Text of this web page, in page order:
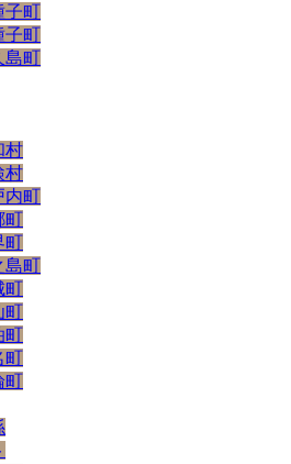
子町
子町
島町
村
村
内町
町
町
島町
町
町
町
町
町